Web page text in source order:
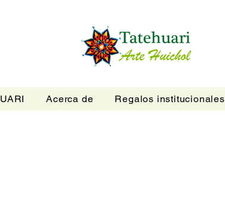
Acerca de Regalos institucionales